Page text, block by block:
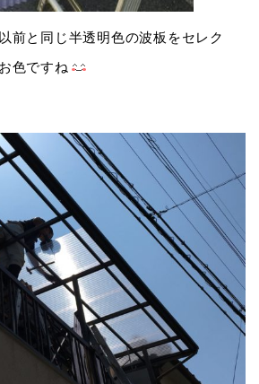
前と同じ半透明色の波板をセレク
色ですね